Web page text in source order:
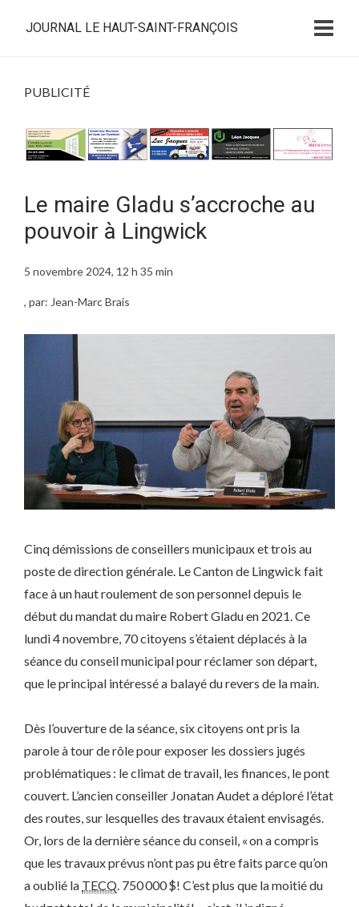
JOURNAL LE HAUT-SAINT-FRANÇOIS
PUBLICITÉ
Le maire Gladu s’accroche au
pouvoir à Lingwick
5 novembre 2024, 12 h 35 min
, par: Jean-Marc Brais
Cinq démissions de conseillers municipaux et trois au
poste de direction générale. Le Canton de Lingwick fait
face à un haut roulement de son personnel depuis le
début du mandat du maire Robert Gladu en 2021. Ce
lundi 4 novembre, 70 citoyens s’étaient déplacés à la
séance du conseil municipal pour réclamer son départ,
que le principal intéressé a balayé du revers de la main.
Dès l’ouverture de la séance, six citoyens ont pris la
parole à tour de rôle pour exposer les dossiers jugés
problématiques : le climat de travail, les finances, le pont
couvert. L’ancien conseiller Jonatan Audet a déploré l’état
des routes, sur lesquelles des travaux étaient envisagés.
Or, lors de la dernière séance du conseil, « on a compris
que les travaux prévus n’ont pas pu être faits parce qu’on
a oublié la TECQ . 750 000 $! C’est plus que la moitié du